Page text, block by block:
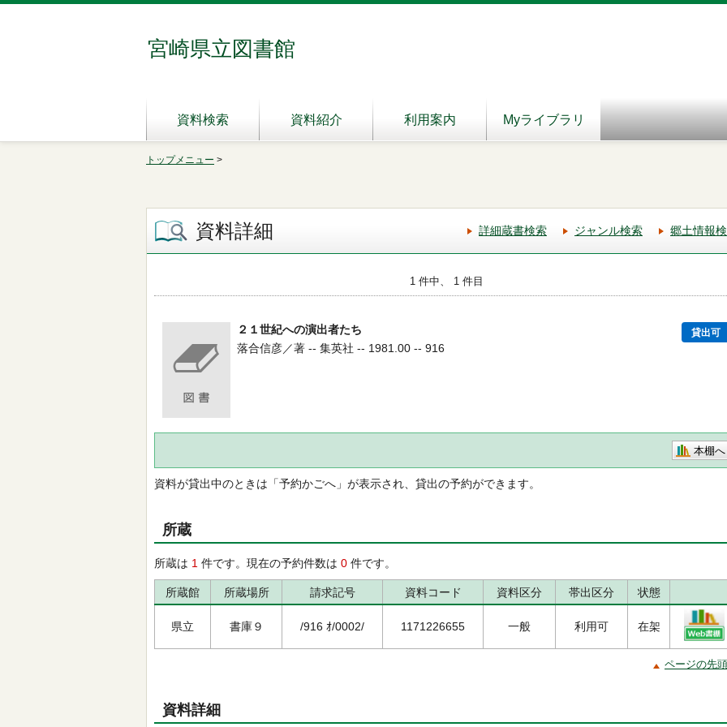
宮崎県立図書館
資料検索 資料紹介 利用案内 Myライブラリ
トップメニュー >
資料詳細 詳細蔵書検索 ジャンル検索 郷土情報
1 件中、 1 件目
２１世紀への演出者たち 貸出可
落合信彦／著 -- 集英社 -- 1981.00 -- 916
本棚へ
資料が貸出中のときは「予約かごへ」が表示され、貸出の予約ができます。
所蔵
所蔵は 1 件です。現在の予約件数は 0 件です。
所蔵館 所蔵場所 請求記号 資料コード 資料区分 帯出区分 状態
県立 書庫９ /916 ｵ/0002/ 1171226655 一般 利用可 在架
ページの先
資料詳細